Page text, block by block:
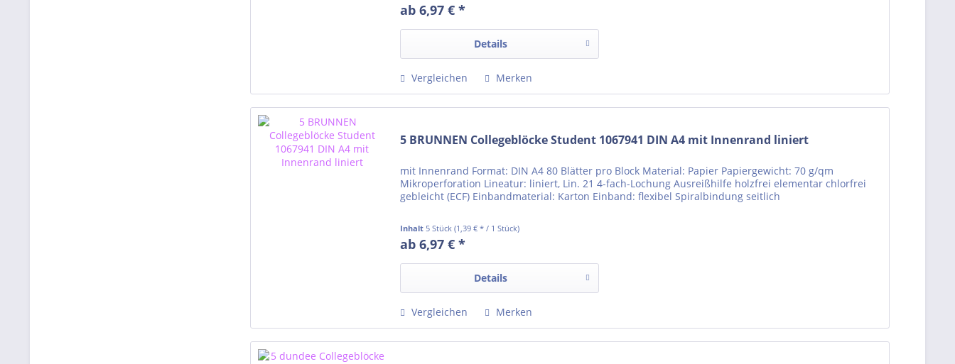
ab 6,97 € *
Details
Vergleichen Merken
5 BRUNNEN Collegeblöcke Student 1067941 DIN A4 mit Innenrand liniert
mit Innenrand Format: DIN A4 80 Blätter pro Block Material: Papier Papiergewicht: 70 g/qm
Mikroperforation Lineatur: liniert, Lin. 21 4-fach-Lochung Ausreißhilfe holzfrei elementar chlorfrei
gebleicht (ECF) Einbandmaterial: Karton Einband: flexibel Spiralbindung seitlich
Inhalt 5 Stück(1,39 € * / 1 Stück)
ab 6,97 € *
Details
Vergleichen Merken